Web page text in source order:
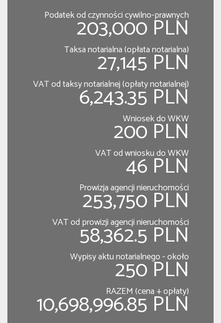
Podatek od czynności cywilno-prawnych
203,000 PLN
Taksa notarialna (opłata notarialna)
27,145 PLN
VAT od taksy notarialnej (opłaty notarialnej)
6,243.35 PLN
Wniosek do WKW
200 PLN
VAT od wniosku do WKW
46 PLN
Prowizja agencji nieruchomości
253,750 PLN
VAT od prowizji agencji nieruchomości
58,362.5 PLN
Wypisy aktu notarialnego - około
250 PLN
RAZEM (cena + opłaty)
10,698,996.85 PLN